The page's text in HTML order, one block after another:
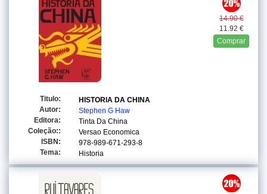
14.90 €
11.92 €
Comprar
Titulo:
HISTORIA DA CHINA
Autor:
Stephen G Haw
Editora:
Tinta Da China
Coleção::
Versao Economica
ISBN:
978-989-671-293-8
Tema:
Historia